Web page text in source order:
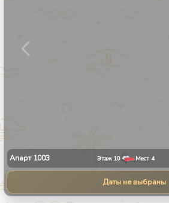
Апарт 1003 Этаж 10 Мест 4
Даты не выбраны